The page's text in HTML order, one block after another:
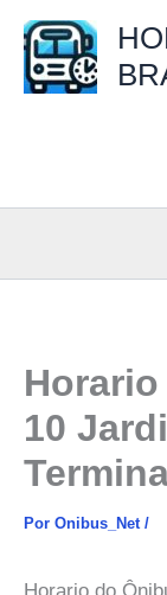
para
10
Por Onibus_Net /